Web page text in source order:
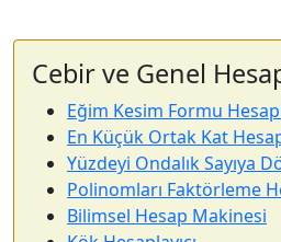
Cebir ve Genel
Eğim Kesim Formu
En Küçük Ortak Kat
Yüzdeyi Ondalık Sayıya
Polinomları Faktörleme
Bilimsel Hesap Makinesi